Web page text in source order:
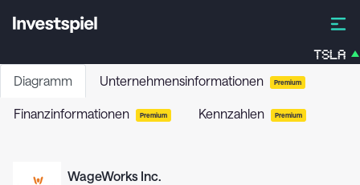
TSLA
Diagramm Unternehmensinformationen Premium
Finanzinformationen Premium Kennzahlen Premium
WageWorks Inc.